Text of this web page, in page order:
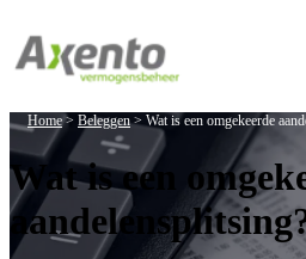
Home> Beleggen> Wat is een omgekeerde
Wat is een